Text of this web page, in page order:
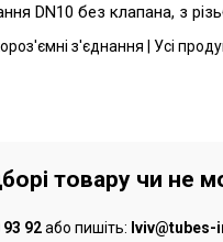
DN10 без клапана, з
з'єднання | Усі
товару чи не
93 92або пишіть: